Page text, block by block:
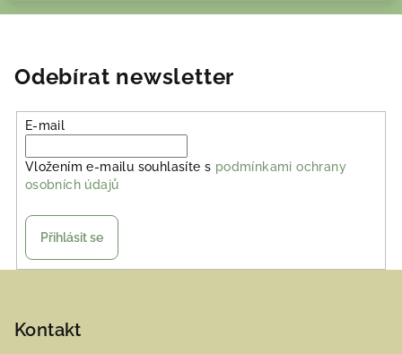
Odebírat newsletter
E-mail
Vložením e-mailu souhlasíte s podmínkami ochrany
osobních údajů
Přihlásit se
Kontakt